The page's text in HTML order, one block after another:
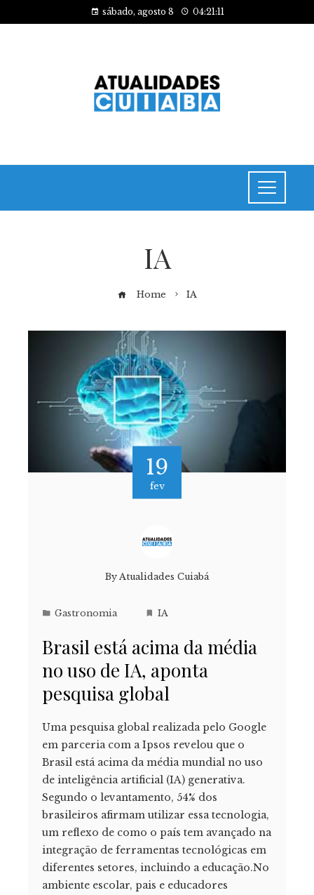
sábado, agosto 8 04:21:11
IA
Home IA
19
fev
By Atualidades Cuiabá
Gastronomia IA
Brasil está acima da média
no uso de IA, aponta
pesquisa global
Uma pesquisa global realizada pelo Google
em parceria com a Ipsos revelou que o
Brasil está acima da média mundial no uso
de inteligência artificial (IA) generativa.
Segundo o levantamento, 54% dos
brasileiros afirmam utilizar essa tecnologia,
um reflexo de como o país tem avançado na
integração de ferramentas tecnológicas em
diferentes setores, incluindo a educação.No
ambiente escolar, pais e educadores